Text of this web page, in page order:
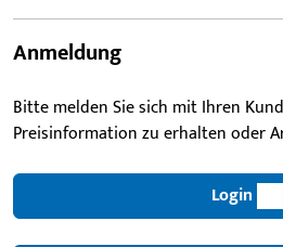
Anmeldung
Bitte melden Sie sich mit Ihren
Preisinformation zu erhalten oder
Login